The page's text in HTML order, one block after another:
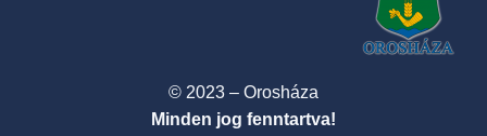
© 2023 – Orosháza
Minden jog fenntartva!